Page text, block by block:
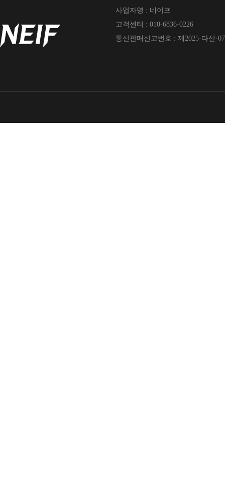
사업자명 : 네이프
고객센터 : 010-6836-0226
통신판매신고번호 : 제2025-다산-